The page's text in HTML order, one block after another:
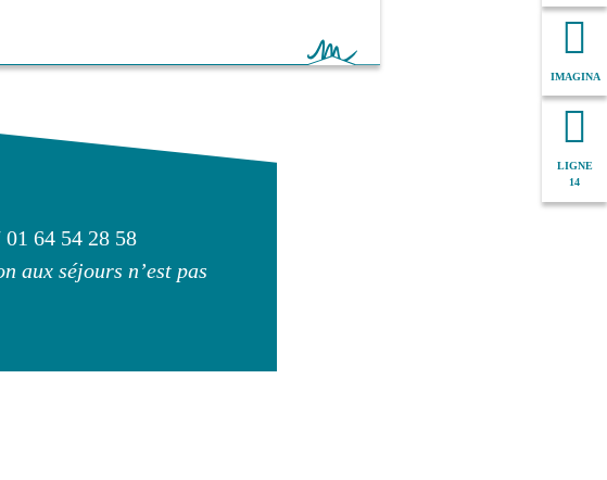
IMAGINA
LIGNE
14
64 54 28 58
aux séjours n’est pas